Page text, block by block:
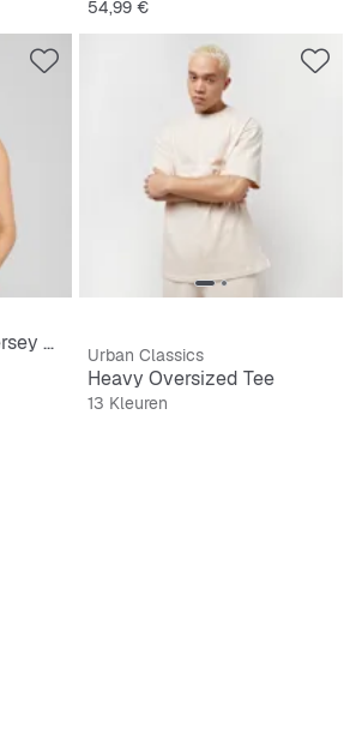
Prijs
54,99 €
Ladies Polyamide Jersey Neckholder Top Urban Classics
Heavy Oversized Tee
13 Kleuren